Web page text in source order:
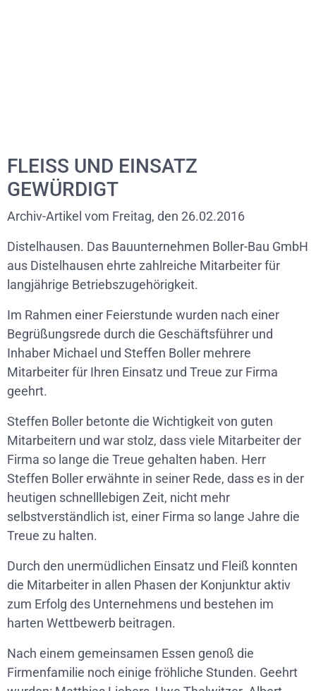
FLEISS UND EINSATZ
GEWÜRDIGT
Archiv-Artikel vom Freitag, den 26.02.2016
Distelhausen. Das Bauunternehmen Boller-Bau GmbH
aus Distelhausen ehrte zahlreiche Mitarbeiter für
langjährige Betriebszugehörigkeit.
Im Rahmen einer Feierstunde wurden nach einer
Begrüßungsrede durch die Geschäftsführer und
Inhaber Michael und Steffen Boller mehrere
Mitarbeiter für Ihren Einsatz und Treue zur Firma
geehrt.
Steffen Boller betonte die Wichtigkeit von guten
Mitarbeitern und war stolz, dass viele Mitarbeiter der
Firma so lange die Treue gehalten haben. Herr
Steffen Boller erwähnte in seiner Rede, dass es in der
heutigen schnelllebigen Zeit, nicht mehr
selbstverständlich ist, einer Firma so lange Jahre die
Treue zu halten.
Durch den unermüdlichen Einsatz und Fleiß konnten
die Mitarbeiter in allen Phasen der Konjunktur aktiv
zum Erfolg des Unternehmens und bestehen im
harten Wettbewerb beitragen.
Nach einem gemeinsamen Essen genoß die
Firmenfamilie noch einige fröhliche Stunden. Geehrt